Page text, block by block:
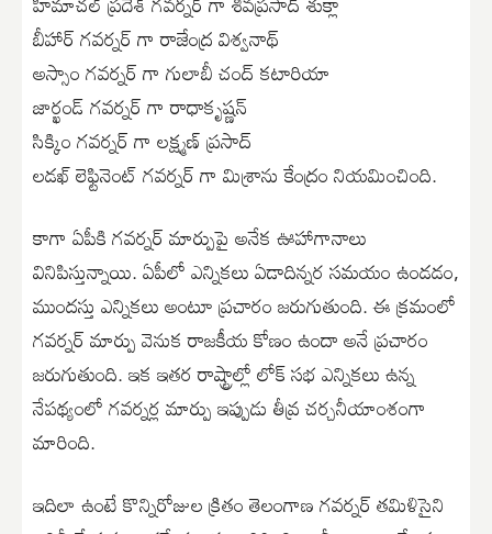
బీహార్ గవర్నర్ గా రాజేంద్ర విశ్వనాథ్
అస్సాం గవర్నర్ గా గులాబీ చంద్ కటారియా
జార్ఖండ్ గవర్నర్ గా రాధాకృష్ణన్
సిక్కిం గవర్నర్ గా లక్ష్మణ్ ప్రసాద్
లడఖ్ లెఫ్టినెంట్ గవర్నర్ గా మిశ్రాను కేంద్రం నియమించింది.
కాగా ఏపీకి గవర్నర్ మార్పుపై అనేక ఊహాగానాలు
వినిపిస్తున్నాయి. ఏపీలో ఎన్నికలు ఏడాదిన్నర సమయం ఉండడం,
ముందస్తు ఎన్నికలు అంటూ ప్రచారం జరుగుతుంది. ఈ క్రమంలో
గవర్నర్ మార్పు వెనుక రాజకీయ కోణం ఉందా అనే ప్రచారం
జరుగుతుంది. ఇక ఇతర రాష్ట్రాల్లో లోక్ సభ ఎన్నికలు ఉన్న
నేపథ్యంలో గవర్నర్ల మార్పు ఇప్పుడు తీవ్ర చర్చనీయాంశంగా
మారింది.
ఇదిలా ఉంటే కొన్నిరోజుల క్రితం తెలంగాణ గవర్నర్ తమిళిసైని